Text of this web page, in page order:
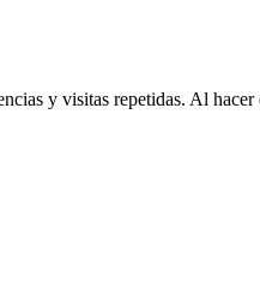
y visitas repetidas. Al